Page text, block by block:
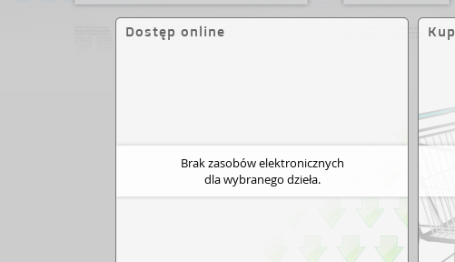
Dostęp online
Brak zasobów elektronicznych
dla wybranego dzieła.
Kup